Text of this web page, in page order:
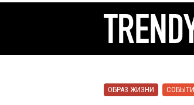
ОБРАЗ ЖИЗНИ